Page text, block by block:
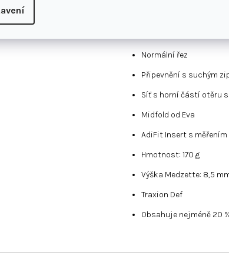
a odstraňování. &
pomáháme snižovat
Normální řez
Připevnění s suchým
Síť s horní částí otěru
Midfold od Eva
AdiFit Insert s měřením
Hmotnost: 170 g
Výška Medzette: 8,5
Traxion Def
Obsahuje nejméně 20